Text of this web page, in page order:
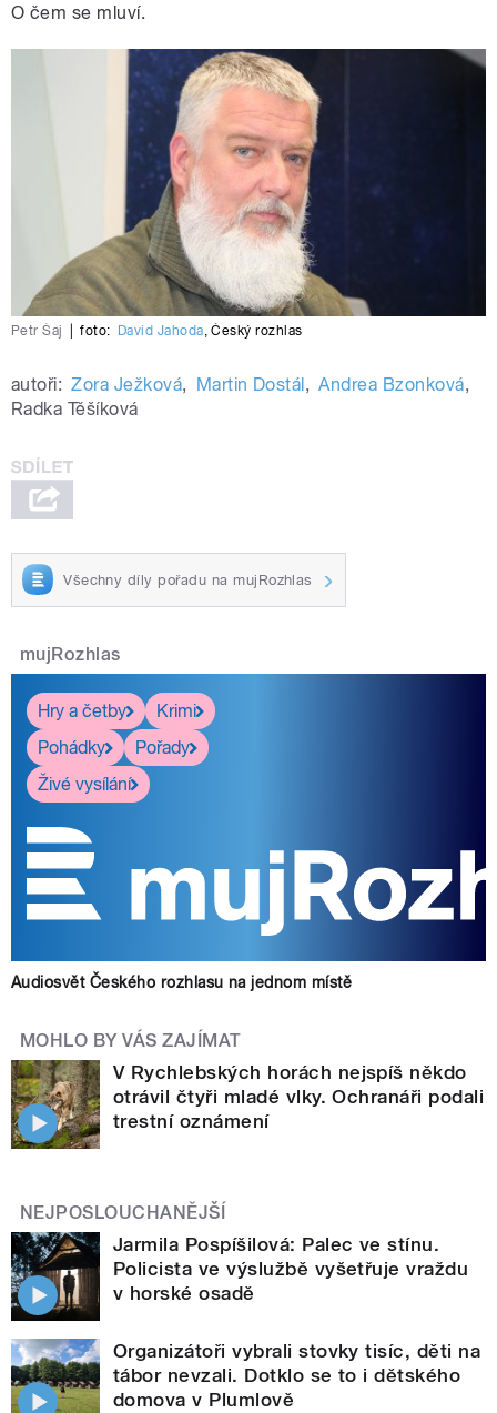
O čem se mluví.
Petr Šaj foto: David Jahoda,Český rozhlas
autoři: Zora Ježková, Martin Dostál, Andrea Bzonková,
Radka Těšíková
Všechny díly pořadu na mujRozhlas
mujRozhlas
Hry a četby
Krimi
Pohádky
Pořady
Živé vysílání
Audiosvět Českého rozhlasu na jednom místě
MOHLO BY VÁS ZAJÍMAT
V Rychlebských horách nejspíš někdo
otrávil čtyři mladé vlky. Ochranáři podali
trestní oznámení
NEJPOSLOUCHANĚJŠÍ
Jarmila Pospíšilová: Palec ve stínu.
Policista ve výslužbě vyšetřuje vraždu
v horské osadě
Organizátoři vybrali stovky tisíc, děti na
tábor nevzali. Dotklo se to i dětského
domova v Plumlově